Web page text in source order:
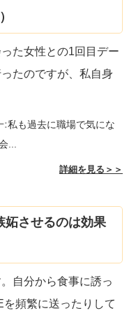
た女性との1回目デー
たのですが、私自身
:私も過去に職場で気にな
...
詳細を見る＞＞
妬させるのは効果
自分から食事に誘っ
頻繁に送ったりして